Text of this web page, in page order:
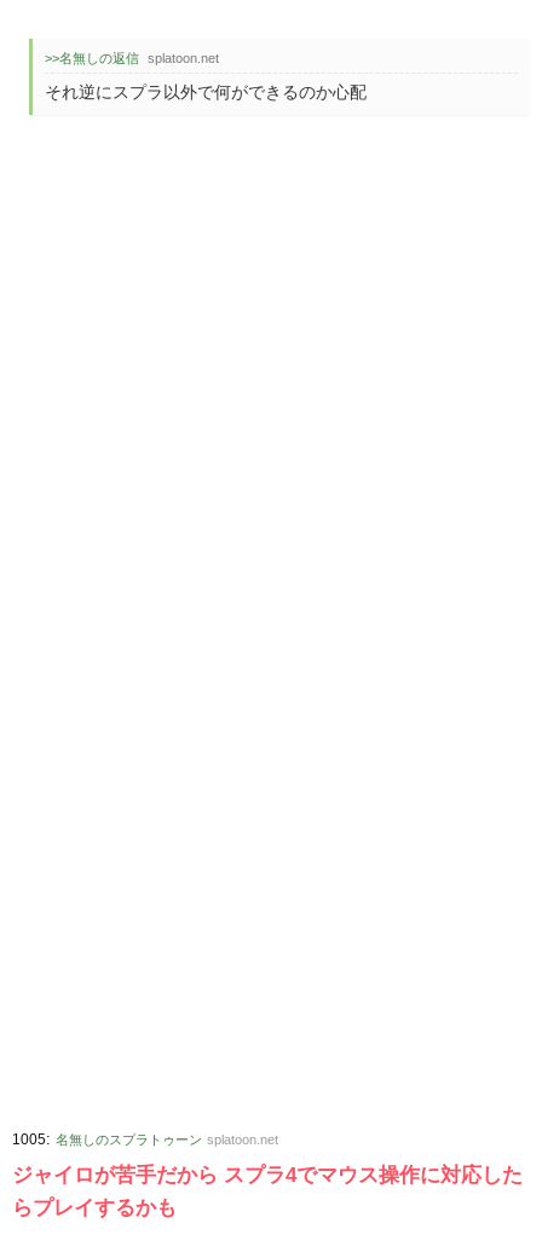
>>名無しの返信 splatoon.net
それ逆にスプラ以外で何ができるのか心配
1005: 名無しのスプラトゥーン splatoon.net
ジャイロが苦手だから スプラ4でマウス操作に対応した
らプレイするかも